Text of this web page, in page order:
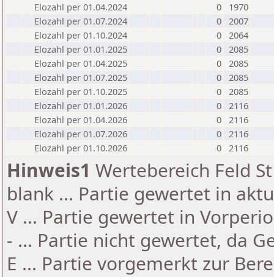
Elozahl per 01.04.2024
0
1970
Elozahl per 01.07.2024
0 2007
Elozahl per 01.10.2024
0 2064
Elozahl per 01.01.2025
0 2085
Elozahl per 01.04.2025
0 2085
Elozahl per 01.07.2025
0 2085
Elozahl per 01.10.2025
0 2085
Elozahl per 01.01.2026
0 2116
Elozahl per 01.04.2026
0 2116
Elozahl per 01.07.2026
0 2116
Elozahl per 01.10.2026
0 2116
Hinweis1 Wertebereich Feld
blank ... Partie gewertet in
V ... Partie gewertet in
- ... Partie nicht gewertet, da
E ... Partie vorgemerkt zur